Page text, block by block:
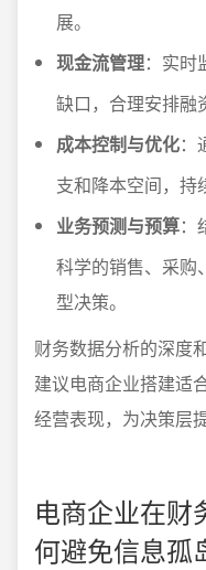
展。
现金流管理：实时
缺口，合理安排融
成本控制与优化：
支和降本空间，持
业务预测与预算：
科学的销售、采购
型决策。
财务数据分析的深度
建议电商企业搭建适
经营表现，为决策层
电商企业在财
何避免信息孤